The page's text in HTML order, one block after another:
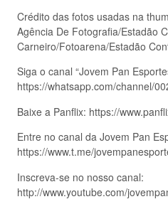
Crédito das fotos usadas na
Agência De Fotografia/Estadão
Carneiro/Fotoarena/Estadão
Siga o canal “Jovem Pan
https://whatsapp.com/channel/
Baixe a Panflix: https://
Entre no canal da Jovem Pan
https://www.t.me/
Inscreva-se no nosso canal:
http://www.youtube.com/